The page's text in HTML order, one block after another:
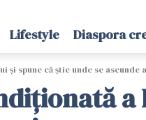
Lifestyle Diaspora
spune că știe unde se ascunde
a